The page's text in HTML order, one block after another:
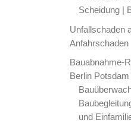
Scheidung |
Unfallschaden
Anfahrschaden
Bauabnahme-
Berlin
und